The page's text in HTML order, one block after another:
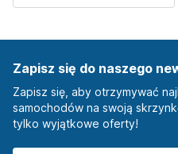
Zapisz się do naszego
Zapisz się, aby otrzymywać
samochodów na swoją
tylko wyjątkowe oferty!